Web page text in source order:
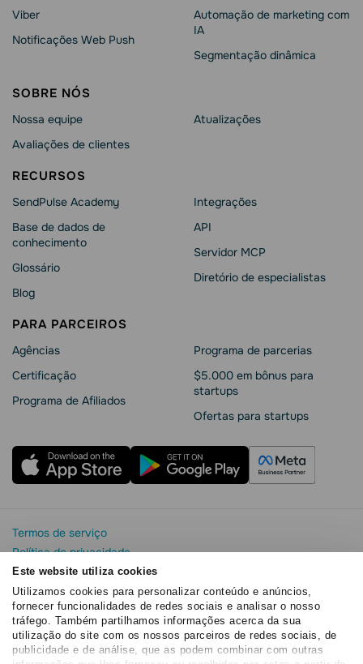
Este website utiliza cookies
Utilizamos cookies para personalizar conteúdo e anúncios,
fornecer funcionalidades de redes sociais e analisar o nosso
tráfego. Também partilhamos informações acerca da sua
utilização do site com os nossos parceiros de redes sociais, de
publicidade e de análise, que as podem combinar com outras
Viber
Notificações Web Push
Automação de marketing com
IA
Segmentação dinâmica
SOBRE NÓS
Nossa equipe
Avaliações de clientes
Atualizações
RECURSOS
SendPulse Academy
Base de dados de
conhecimento
Glossário
Blog
Integrações
API
Servidor MCP
Diretório de especialistas
PARA PARCEIROS
Agências
Сertificação
Programa de Afiliados
Programa de parcerias
$5.000 em bônus para
startups
Ofertas para startups
Termos de serviço
Política de privacidade
Segurança e privacidade da SendPulse
Declaração de Cookie
Acordo de processamento de dados
Copyright© 2015 - 2026. SendPulse. Todos os direitos
reservados